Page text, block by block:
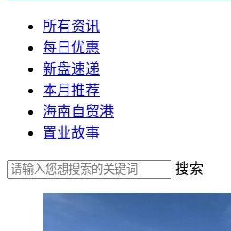
所有资讯
每日优惠
新盘速递
本月推荐
海南自贸港
置业故事
搜索